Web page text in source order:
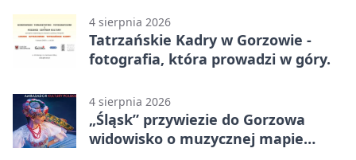
4 sierpnia 2026
Tatrzańskie Kadry w Gorzowie -
fotografia, która prowadzi w góry.
4 sierpnia 2026
„Śląsk” przywiezie do Gorzowa
widowisko o muzycznej mapie